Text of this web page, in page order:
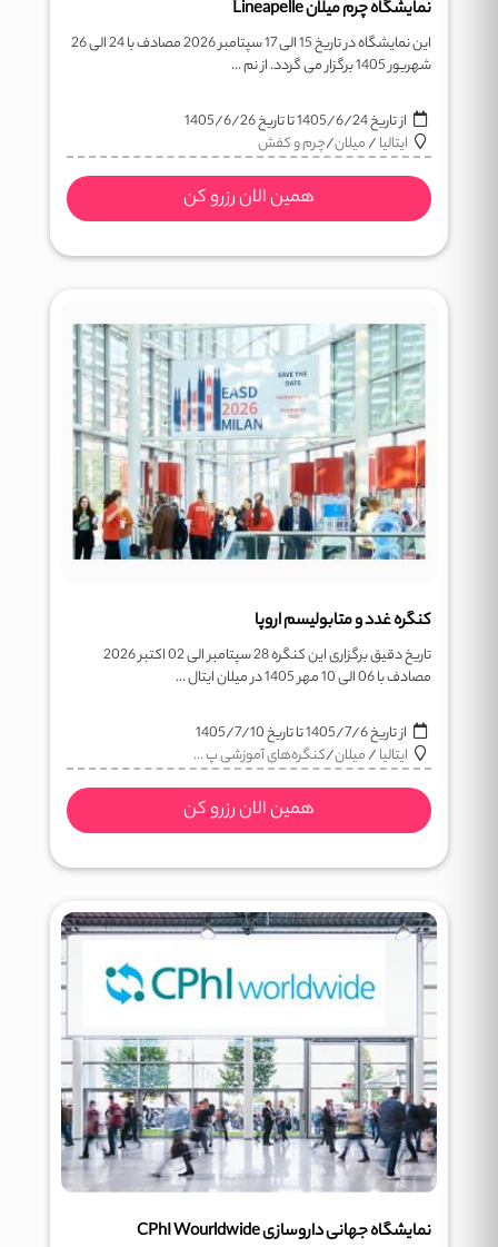
نمایشگاه چرم میلان Lineapelle
این نمایشگاه در تاریخ 15 الی 17 سپتامبر 2026 مصادف با 24 الی 26
شهریور 1405 برگزار می گردد. از نم ...
از تاریخ1405/6/24تا تاریخ1405/6/26
ایتالیا/میلان/چرم و کفش
همین الان رزرو کن
کنگره غدد و متابولیسم اروپا
تاریخ دقیق برگزاری این کنگره 28 سپتامبر الی 02 اکتبر 2026
مصادف با 06 الی 10 مهر 1405 در میلان ایتال ...
از تاریخ1405/7/6تا تاریخ1405/7/10
ایتالیا/میلان/کنگره‌های آموزشی پ ...
همین الان رزرو کن
نمایشگاه جهانی داروسازی CPhI Wourldwide